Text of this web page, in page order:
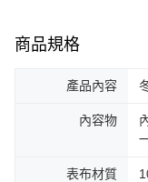
商品規格
產品內容
內容物
表布材質